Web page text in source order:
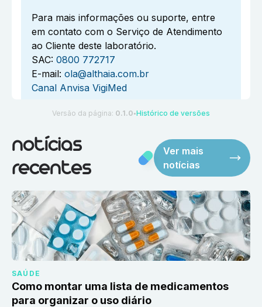
Para mais informações ou suporte, entre
em contato com o Serviço de Atendimento
ao Cliente deste laboratório.
SAC: 0800 772717
E-mail: ola@althaia.com.br
Canal Anvisa VigiMed
Versão da página: 0.1.0 ●Histórico de versões
notícias
recentes
Ver mais
notícias
SAÚDE
Como montar uma lista de medicamentos
para organizar o uso diário